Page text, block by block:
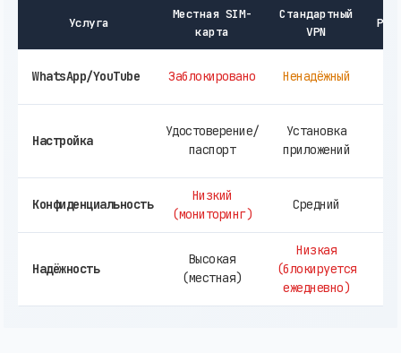
Услуга
Местная SIM-
карта
Стандартный
VPN
WhatsApp/YouTube Заблокировано Ненадёжный
Настройка
Удостоверение/
паспорт
Установка
приложений
Конфиденциальность
Низкий
(мониторинг)
Средний
Надёжность
Высокая
(местная)
Низкая
(блокируется
ежедневно)